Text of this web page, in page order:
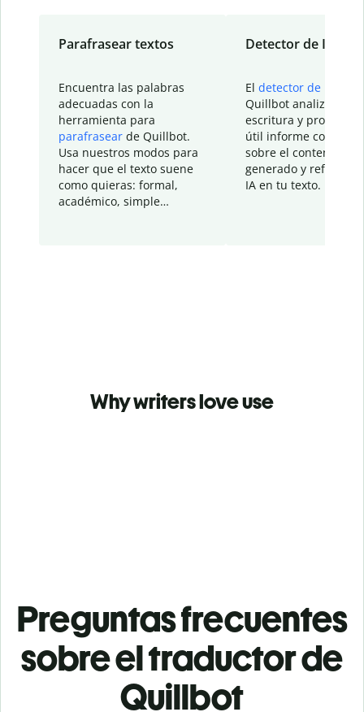
Parafrasear textos
Encuentra las palabras
adecuadas con la
herramienta para
parafrasear de Quillbot.
Usa nuestros modos para
hacer que el texto suene
como quieras: formal,
académico, simple…
Detector de IA
El detector de IA
Quillbot analiza tu
escritura y
útil informe con
sobre el contenido
generado y refinado
IA en tu texto.
Why writers love use
Preguntas frecuentes
sobre el traductor de
Quillbot